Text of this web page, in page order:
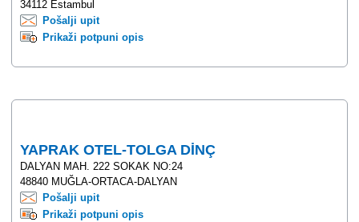
34112 Estambul
Pošalji upit
Prikaži potpuni opis
YAPRAK OTEL-TOLGA DİNÇ
DALYAN MAH. 222 SOKAK NO:24
48840 MUĞLA-ORTACA-DALYAN
Pošalji upit
Prikaži potpuni opis